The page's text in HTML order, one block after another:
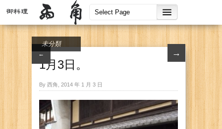
← →
未分類
1月3日。
By 西角, 2014 年 1 月 3 日